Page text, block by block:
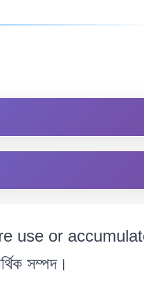
use or
সম্পদ।